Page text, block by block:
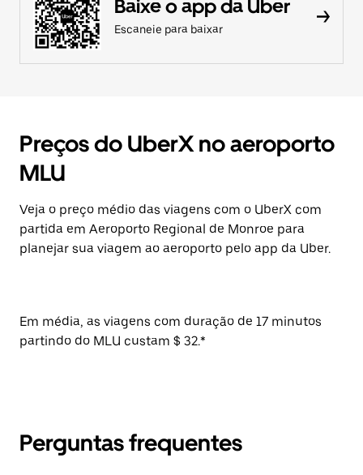
Baixe o app da Uber
Escaneie para baixar
Preços do UberX no aeroporto
MLU
Veja o preço médio das viagens com o UberX com
partida em Aeroporto Regional de Monroe para
planejar sua viagem ao aeroporto pelo app da Uber.
Em média, as viagens com duração de 17 minutos
partindo do MLU custam $ 32.*
Perguntas frequentes